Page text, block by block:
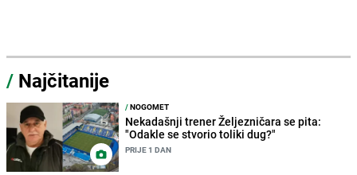
/ Najčitanije
/NOGOMET
Nekadašnji trener Željezničara se pita:
"Odakle se stvorio toliki dug?"
PRIJE 1 DAN